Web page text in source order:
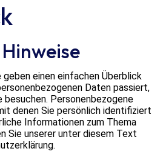
einen einfachen Überblick
Daten passiert,
besuchen. Personenbezogene
denen Sie persönlich identifiziert
Informationen zum Thema
Sie unserer unter diesem Text